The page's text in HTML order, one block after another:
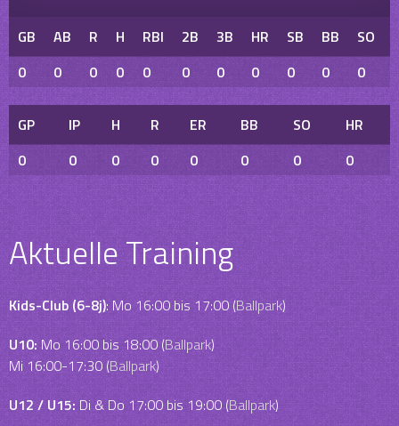
GB AB R H RBI 2B 3B HR SB BB SO
0
0 0 0 0 0 0 0 0 0 0
GP IP H R ER BB SO
HR
0
0 0 0 0 0 0 0
Aktuelle Training
Kids-Club (6-8j): Mo 16:00 bis 17:00 (Ballpark)
U10:Mo 16:00 bis 18:00 (Ballpark)
Mi 16:00-17:30 (Ballpark)
U12 / U15: Di & Do 17:00 bis 19:00 (Ballpark)